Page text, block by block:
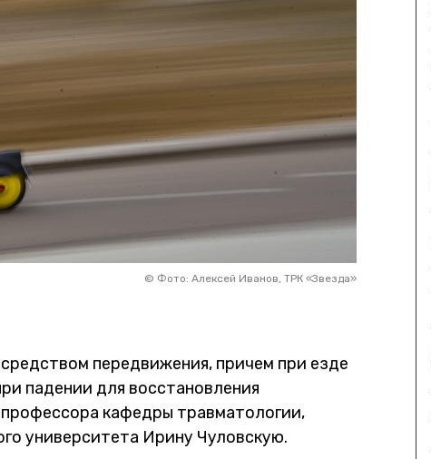
© Фото: Алексей Иванов, ТРК «Звезда»
передвижения, причем при езде
падении для восстановления
кафедры травматологии,
университета Ирину Чуловскую.